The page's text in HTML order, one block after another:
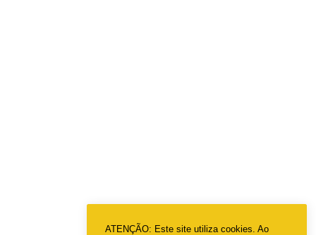
ATENÇÃO: Este site utiliza cookies. Ao